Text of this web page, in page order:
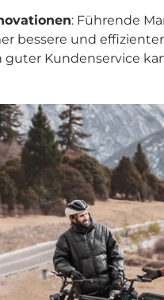
: Führende
bessere und
guter Kundenservice